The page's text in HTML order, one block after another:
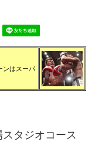
ンはスーパ
タジオコース